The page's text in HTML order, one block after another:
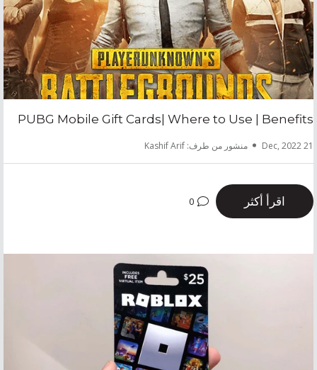
PUBG Mobile Gift Cards| Where to Use | Benefits
21 Dec, 2022 منشور من طرف: Kashif Arif
اقرأ أكثر 0